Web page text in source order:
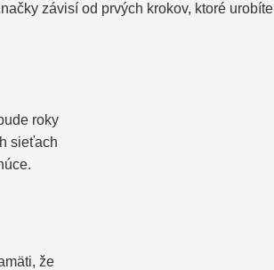
závisí od prvých krokov, ktoré urobíte
roky
sieťach
že